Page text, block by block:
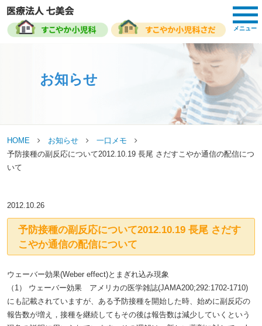
メニュー
お知らせ
HOME お知らせ
一口メモ
予防接種の副反応について2012.10.19 長尾 さだすこやか通信の配信につ
いて
2012.10.26
予防接種の副反応について2012.10.19 長尾 さだす
こやか通信の配信について
ウェーバー効果(Weber effect)とまぎれ込み現象
（1） ウェーバー効果 アメリカの医学雑誌(JAMA200;292:1702-1710)
にも記載されていますが、ある予防接種を開始した時、始めに副反応の
報告数が増え，接種を継続してもその後は報告数は減少していくという